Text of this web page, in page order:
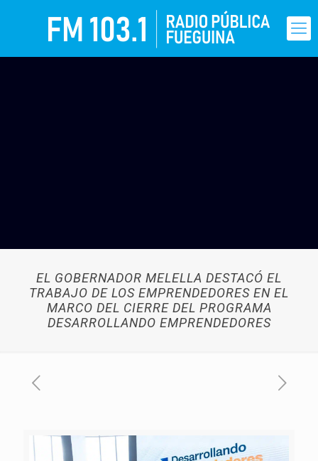
EL GOBERNADOR MELELLA DESTACÓ EL
TRABAJO DE LOS EMPRENDEDORES EN EL
MARCO DEL CIERRE DEL PROGRAMA
DESARROLLANDO EMPRENDEDORES